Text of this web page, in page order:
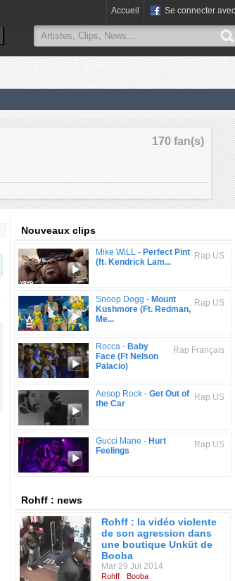
Accueil Se connecter
170 fan(s)
Nouveaux clips
Rap US
Mike WiLL - Perfect Pint
(ft. Kendrick Lam...
Rap US
Snoop Dogg - Mount
Kushmore (Ft. Redman,
Me...
Rap Français
Rocca - Baby
Face (Ft Nelson
Palacio)
Rap US
Aesop Rock - Get Out of
the Car
Rap US
Gucci Mane - Hurt
Feelings
Rohff : news
Rohff : la vidéo violente
de son agression dans
une boutique Unküt de
Booba
Mar 29 Jul 2014
Rohff Booba